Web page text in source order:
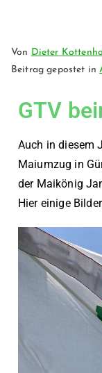
Von Dieter
Beitrag gepostet in
GTV
Auch in diesem
Maiumzug in
der Maikönig
Hier einige